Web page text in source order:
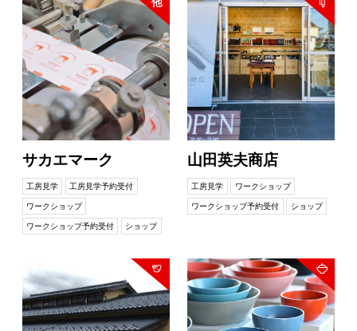
サカエマーク
工房見学 工房見学予約受付
ワークショップ
ワークショップ予約受付 ショップ
山田英夫商店
工房見学 ワークショップ
ワークショップ予約受付 ショップ